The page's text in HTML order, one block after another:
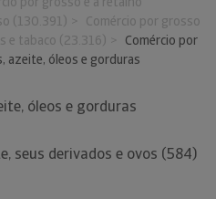
(130.391)
Comércio por grosso
e tabaco (23.316)
Comércio por
azeite, óleos e gorduras
óleos e gorduras
seus derivados e ovos (584)